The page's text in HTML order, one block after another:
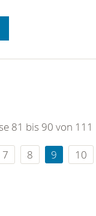
81 bis 90 von 111
7 8 9 10